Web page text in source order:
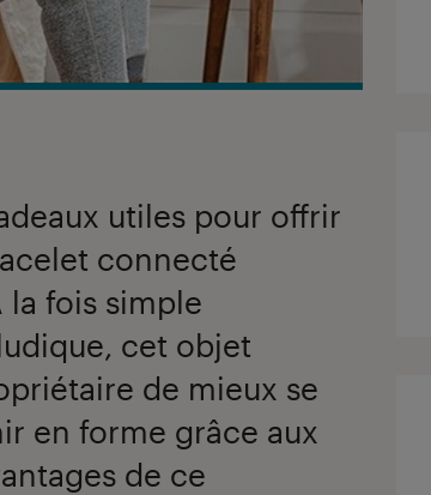
utiles pour offrir
connecté
la fois simple
cet objet
de mieux se
en forme grâce aux
de ce